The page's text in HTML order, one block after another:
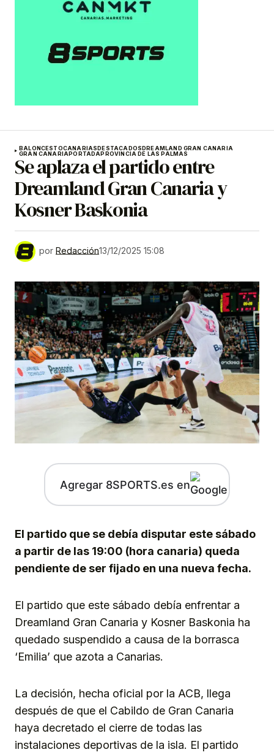
BALONCESTOCANARIASDESTACADOSDREAMLAND GRAN CANARIA
GRAN CANARIAPORTADAPROVINCIA DE LAS PALMAS
Se aplaza el partido entre
Dreamland Gran Canaria y
Kosner Baskonia
por Redacción13/12/2025 15:08
Agregar 8SPORTS.es en
El partido que se debía disputar este sábado
a partir de las 19:00 (hora canaria) queda
pendiente de ser fijado en una nueva fecha.
El partido que este sábado debía enfrentar a
Dreamland Gran Canaria y Kosner Baskonia ha
quedado suspendido a causa de la borrasca
‘Emilia’ que azota a Canarias.
La decisión, hecha oficial por la ACB, llega
después de que el Cabildo de Gran Canaria
haya decretado el cierre de todas las
instalaciones deportivas de la isla. El partido